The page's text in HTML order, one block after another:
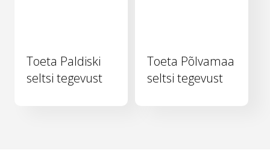
Toeta Paldiski
seltsi tegevust
Toeta Põlvamaa
seltsi tegevust